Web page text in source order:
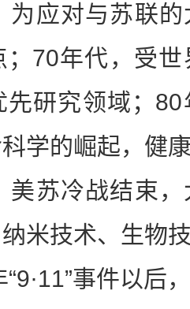
为应对与苏联
；70年代，受
先研究领域；
学的崛起，健
美苏冷战结束
米技术、生物
事件以后